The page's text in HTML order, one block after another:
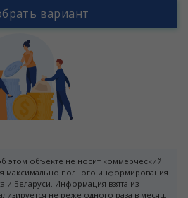
вариант
этом объекте не носит коммерческий
максимально полного информирования
Беларуси. Информация взята из
не реже одного раза в месяц.